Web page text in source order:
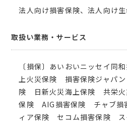
法人向け損害保険、法人向け
取扱い業務・サービス
〔損保〕あいおいニッセイ同
上火災保険 損害保険ジャパ
険 日新火災海上保険 共栄
保険 AIG損害保険 チャブ損
ィア保険 セコム損害保険